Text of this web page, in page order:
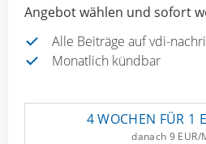
Angebot wählen und sofort
Alle Beiträge auf vdi-
Monatlich kündbar
4 WOCHEN FÜR 1
danach 9 EUR/